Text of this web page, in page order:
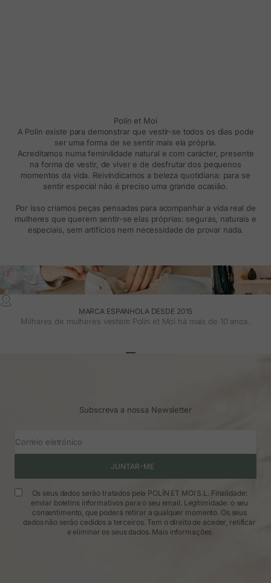
Polín et Moi
A Polin existe para demonstrar que vestir-se todos os dias pode
ser uma forma de se sentir mais ela própria.
Acreditamos numa feminilidade natural e com carácter, presente
na forma de vestir, de viver e de desfrutar dos pequenos
momentos da vida. Reivindicamos a beleza quotidiana: para se
sentir especial não é preciso uma grande ocasião.
Por isso criamos peças pensadas para acompanhar a vida real de
mulheres que querem sentir-se elas próprias: seguras, naturais e
especiais, sem artifícios nem necessidade de provar nada.
MARCA ESPANHOLA DESDE 2015
Milhares de mulheres vestem Polin et Moi há mais de 10 anos.
Subscreva a nossa Newsletter
Correio eletrónico
JUNTAR-ME
Os seus dados serão tratados pela POLÍN ET MOI S.L. Finalidade:
enviar boletins informativos para o seu email. Legitimidade: o seu
consentimento, que poderá retirar a qualquer momento. Os seus
dados não serão cedidos a terceiros. Tem o direito de aceder, retificar
e eliminar os seus dados. Mais informações